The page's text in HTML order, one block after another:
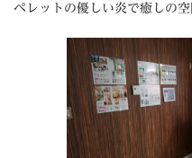
ペレットの優しい炎で癒しの空